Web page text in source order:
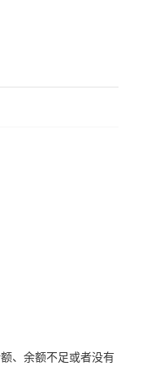
、余额不足或者没有